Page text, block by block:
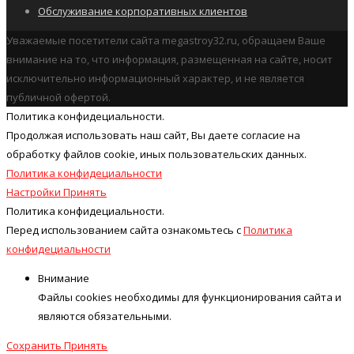
Обслуживание корпоративных клиентов
Уважаемые посетители сайта megastroy32.ru, обращаем Ваше
внимание на то, что информация, размещенная на сайте, носит
исключительно информационный характер, и не является
публичной офертой.
Политика конфидециальности.
Продолжая использовать наш cайт, Вы даете согласие на
обработку файлов cookie, иных пользовательских данных.
Политика конфидециальности
Настройки Принять
Политика конфидециальности.
Перед использованием сайта ознакомьтесь сПолитика
конфидециальности
Внимание
Файлы cookies необходимы для функционирования сайта и
являются обязательными.
Сохранить Принять